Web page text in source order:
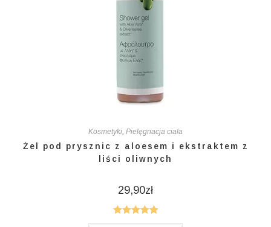
Kosmetyki Pielęgnacja ciała
Żel pod prysznic z aloesem i ekstraktem z
liści oliwnych
29,90zł
Oceniono